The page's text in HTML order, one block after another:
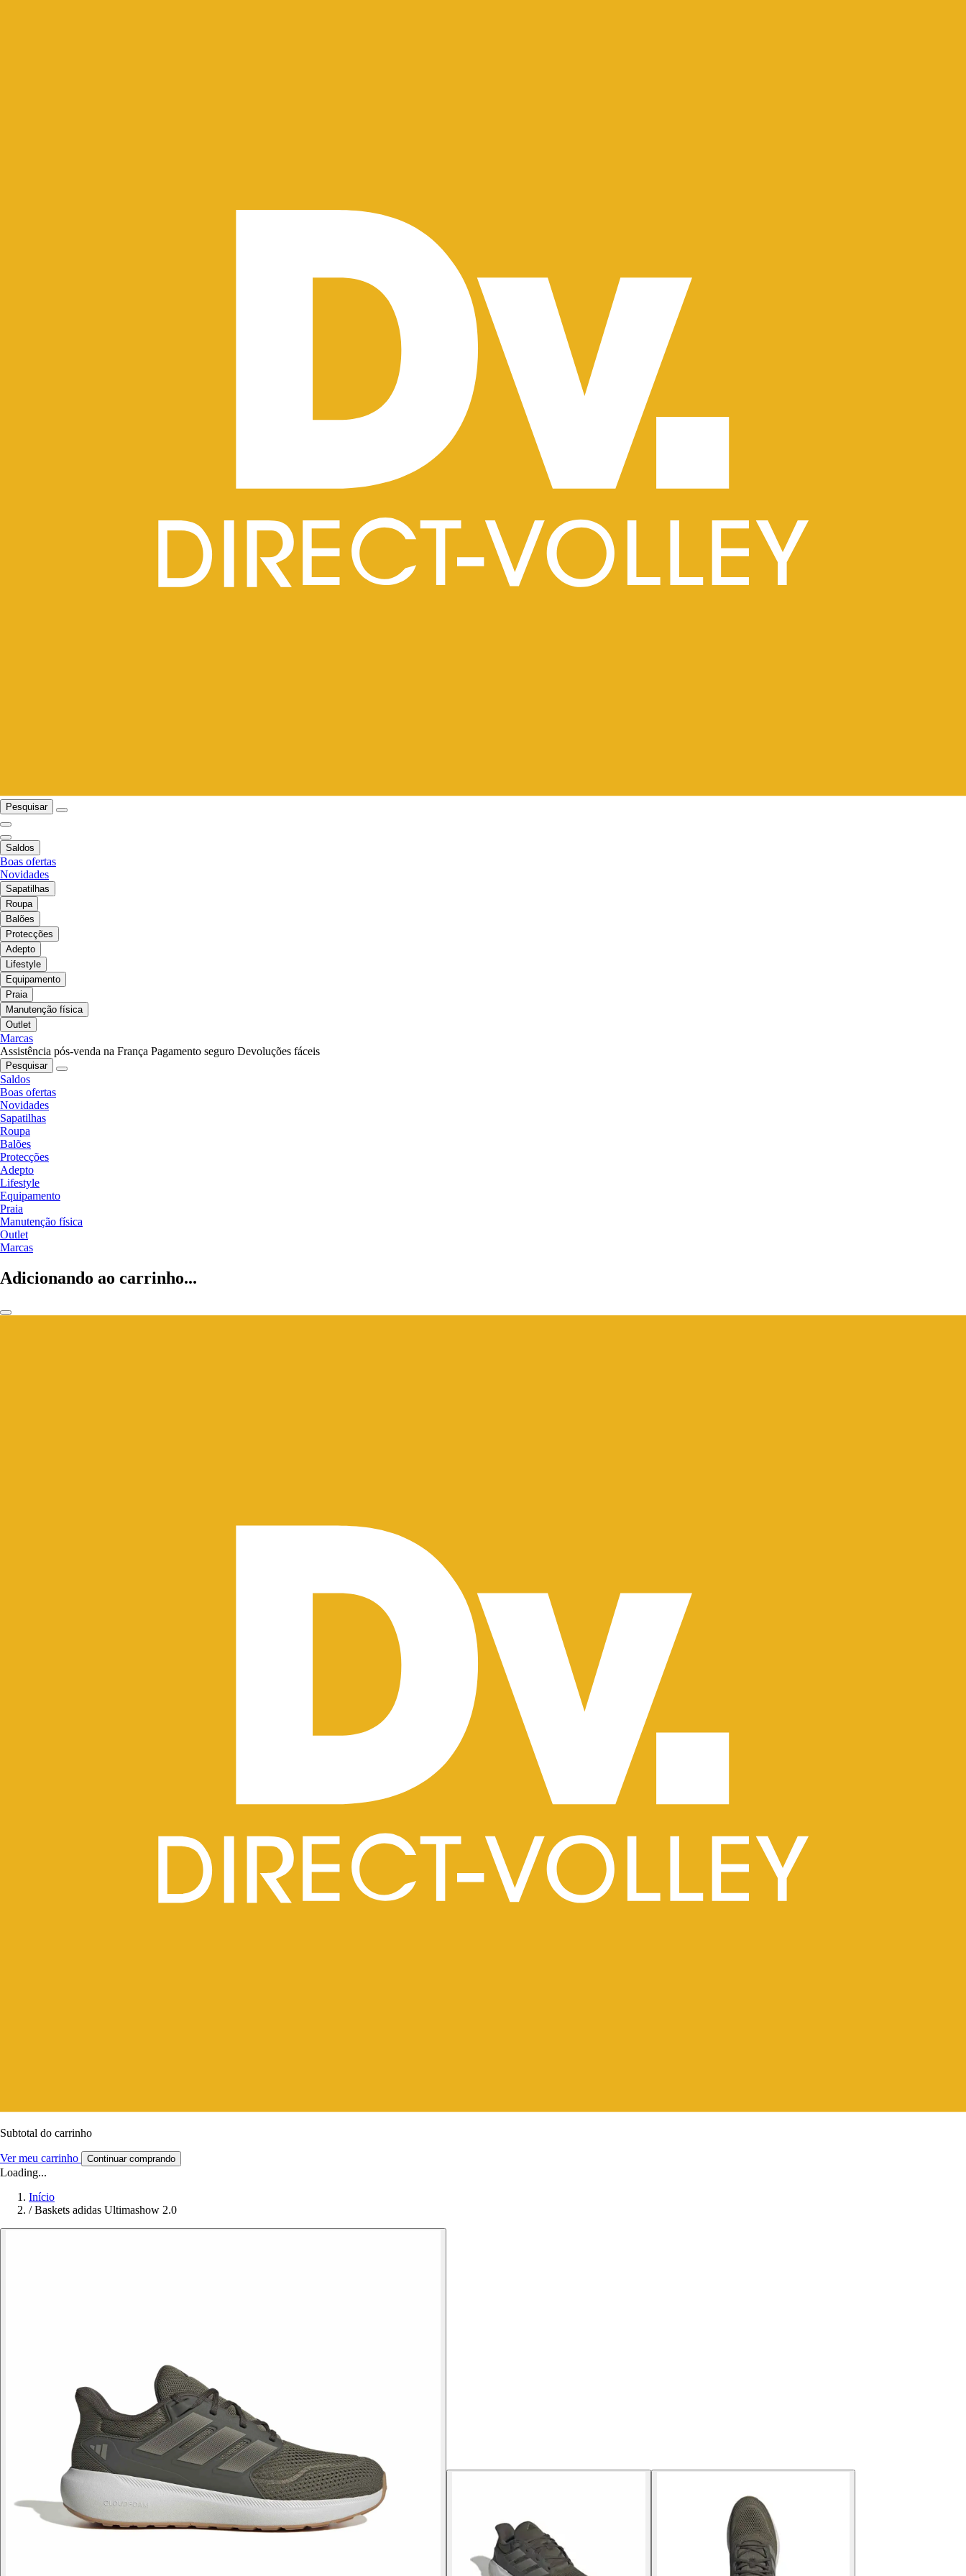
Pesquisar
Saldos
Boas ofertas
Novidades
Sapatilhas
Roupa
Balões
Protecções
Adepto
Lifestyle
Equipamento
Praia
Manutenção física
Outlet
Marcas
Assistência pós-venda na França Pagamento seguro Devoluções fáceis
Pesquisar
Saldos
Boas ofertas
Novidades
Sapatilhas
Roupa
Balões
Protecções
Adepto
Lifestyle
Equipamento
Praia
Manutenção física
Outlet
Marcas
Adicionando ao carrinho...
Subtotal do carrinho
Ver meu carrinho Continuar comprando
Loading...
Início
/ Baskets adidas Ultimashow 2.0